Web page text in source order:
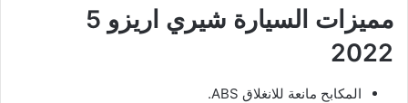
مميزات السيارة شيري اريزو 5
2022
المكابح مانعة للانغلاق ABS.